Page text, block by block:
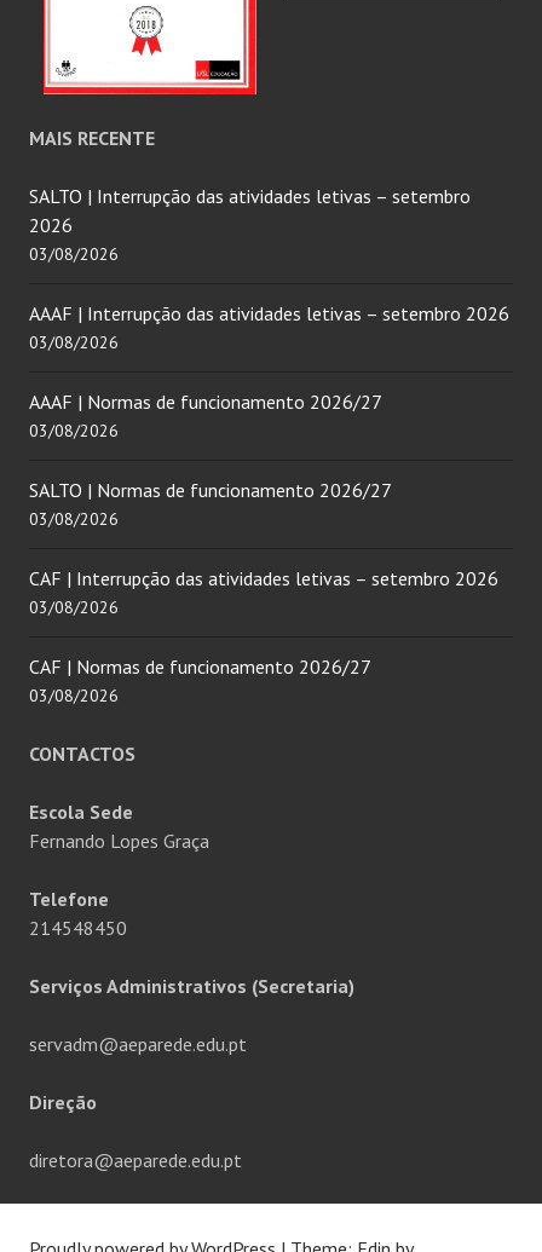
MAIS RECENTE
SALTO | Interrupção das atividades letivas – setembro
2026
03/08/2026
AAAF | Interrupção das atividades letivas – setembro 2026
03/08/2026
AAAF | Normas de funcionamento 2026/27
03/08/2026
SALTO | Normas de funcionamento 2026/27
03/08/2026
CAF | Interrupção das atividades letivas – setembro 2026
03/08/2026
CAF | Normas de funcionamento 2026/27
03/08/2026
CONTACTOS
Escola Sede
Fernando Lopes Graça
Telefone
214548450
Serviços Administrativos (Secretaria)
servadm@aeparede.edu.pt
Direção
diretora@aeparede.edu.pt